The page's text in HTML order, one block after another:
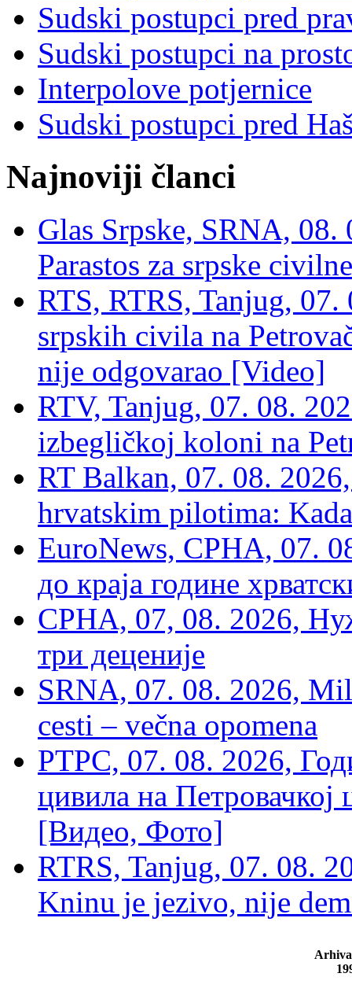
Sudski postupci pred
Sudski postupci na
Interpolove potjernice
Sudski postupci pred
Najnoviji članci
Glas Srpske, SRNA,
Parastos za srpske
RTS, RTRS, Tanjug,
srpskih civila na
nije odgovarao [Video]
RTV, Tanjug, 07. 08.
izbegličkoj koloni na
RT Balkan, 07. 08.
hrvatskim pilotima:
EuroNews, СРНА, 07.
до краја године
СРНА, 07, 08. 2026,
три деценије
SRNA, 07. 08. 2026,
cesti – večna opomena
РТРС, 07. 08. 2026,
цивила на Петровачкој
[Видео, Фото]
RTRS, Tanjug, 07. 08.
Kninu je jezivo, nije